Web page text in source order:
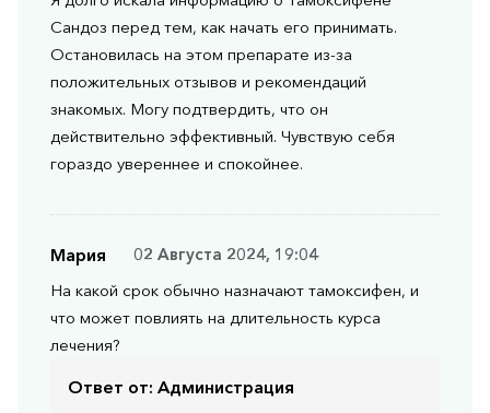
Сандоз перед тем, как начать его принимать.
Остановилась на этом препарате из-за
положительных отзывов и рекомендаций
знакомых. Могу подтвердить, что он
действительно эффективный. Чувствую себя
гораздо увереннее и спокойнее.
Мария
02 Августа 2024, 19:04
На какой срок обычно назначают тамоксифен, и
что может повлиять на длительность курса
лечения?
Ответ от: Администрация